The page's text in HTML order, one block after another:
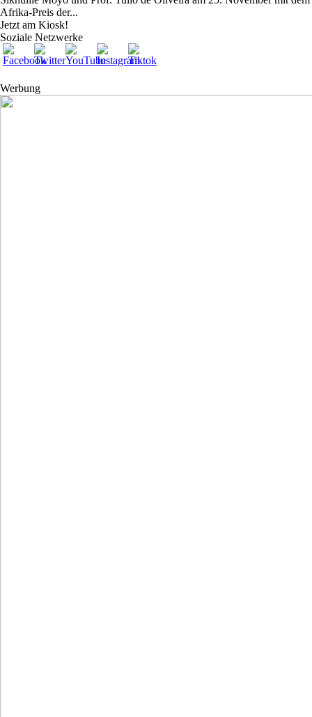
Afrika-Preis der...
Jetzt am Kiosk!
Soziale Netzwerke
Werbung